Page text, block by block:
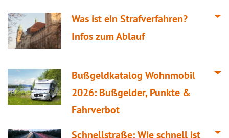
Was ist ein Strafverfahren?
Infos zum Ablauf
Bußgeldkatalog Wohnmobil
2026: Bußgelder, Punkte &
Fahrverbot
Schnellstraße: Wie schnell ist